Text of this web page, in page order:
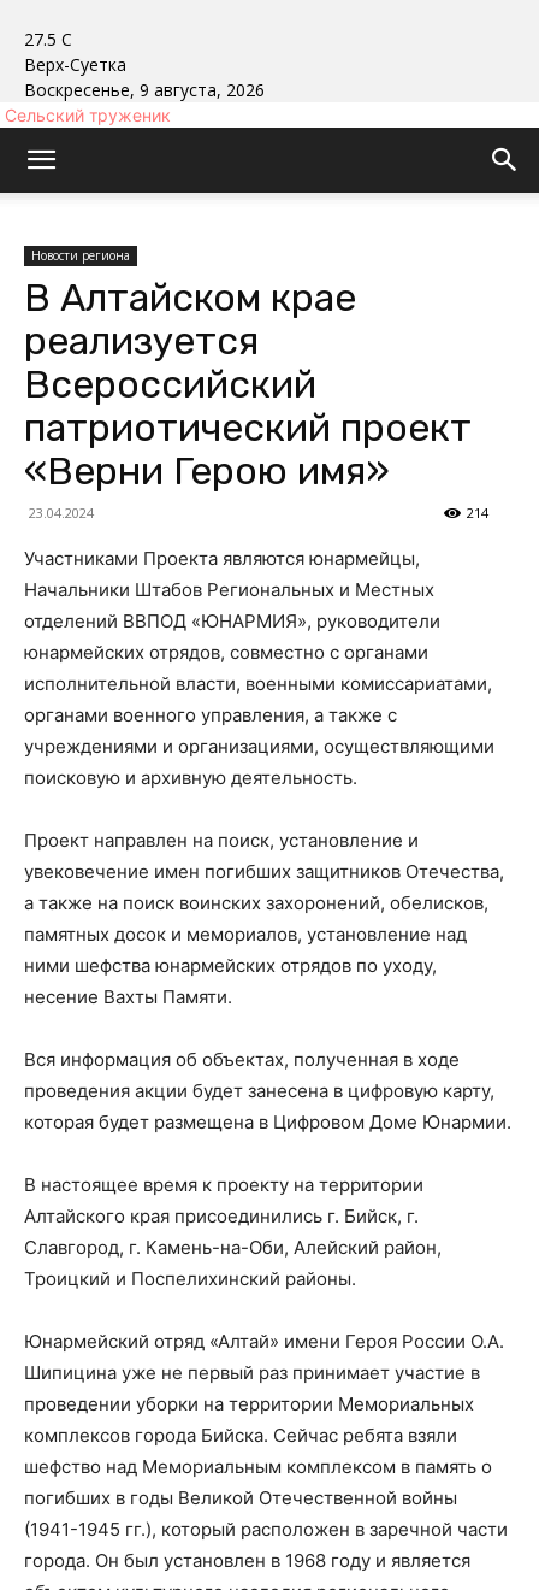
27.5 C
Верх-Суетка
Воскресенье, 9 августа, 2026
Сельский труженик
Новости региона
В Алтайском крае
реализуется
Всероссийский
патриотический проект
«Верни Герою имя»
23.04.2024 214
Участниками Проекта являются юнармейцы,
Начальники Штабов Региональных и Местных
отделений ВВПОД «ЮНАРМИЯ», руководители
юнармейских отрядов, совместно с органами
исполнительной власти, военными комиссариатами,
органами военного управления, а также с
учреждениями и организациями, осуществляющими
поисковую и архивную деятельность.
Проект направлен на поиск, установление и
увековечение имен погибших защитников Отечества,
а также на поиск воинских захоронений, обелисков,
памятных досок и мемориалов, установление над
ними шефства юнармейских отрядов по уходу,
несение Вахты Памяти.
Вся информация об объектах, полученная в ходе
проведения акции будет занесена в цифровую карту,
которая будет размещена в Цифровом Доме Юнармии.
В настоящее время к проекту на территории
Алтайского края присоединились г. Бийск, г.
Славгород, г. Камень-на-Оби, Алейский район,
Троицкий и Поспелихинский районы.
Юнармейский отряд «Алтай» имени Героя России О.А.
Шипицина уже не первый раз принимает участие в
проведении уборки на территории Мемориальных
комплексов города Бийска. Сейчас ребята взяли
шефство над Мемориальным комплексом в память о
погибших в годы Великой Отечественной войны
(1941-1945 гг.), который расположен в заречной части
города. Он был установлен в 1968 году и является